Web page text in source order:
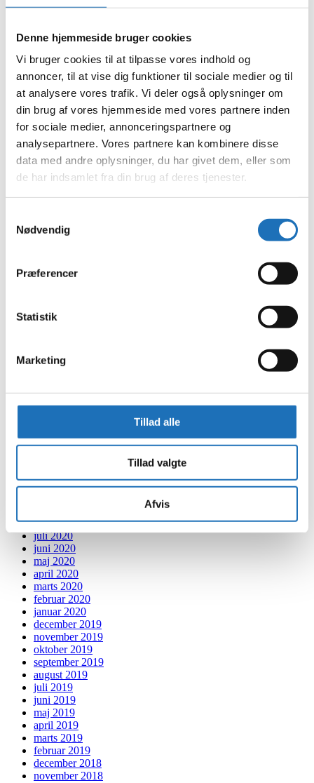
Denne hjemmeside bruger cookies
Vi bruger cookies til at tilpasse vores indhold og
annoncer, til at vise dig funktioner til sociale medier og til
at analysere vores trafik. Vi deler også oplysninger om
din brug af vores hjemmeside med vores partnere inden
for sociale medier, annonceringspartnere og
analysepartnere. Vores partnere kan kombinere disse
data med andre oplysninger, du har givet dem, eller som
de har indsamlet fra din brug af deres tjenester.
Nødvendig
Præferencer
Statistik
Marketing
Tillad alle
Tillad valgte
Afvis
februar 2024
december 2023
november 2023
oktober 2023
september 2023
august 2023
juli 2023
juni 2023
maj 2023
april 2023
februar 2023
januar 2023
november 2022
oktober 2022
juli 2022
april 2022
december 2021
september 2021
juni 2021
marts 2021
februar 2021
november 2020
august 2020
juli 2020
juni 2020
maj 2020
april 2020
marts 2020
februar 2020
januar 2020
december 2019
november 2019
oktober 2019
september 2019
august 2019
juli 2019
juni 2019
maj 2019
april 2019
marts 2019
februar 2019
december 2018
november 2018